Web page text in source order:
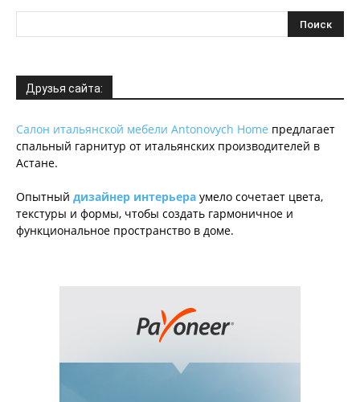
Друзья сайта:
Салон итальянской мебели Antonovych Home предлагает
спальный гарнитур от итальянских производителей в
Астане.
Опытный дизайнер интерьера умело сочетает цвета,
текстуры и формы, чтобы создать гармоничное и
функциональное пространство в доме.